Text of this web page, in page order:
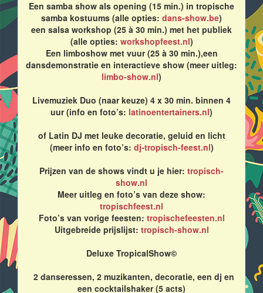
Een samba show als opening (15 min.) in tropische
samba kostuums (alle opties: dans-show.be)
een salsa workshop (25 à 30 min.) met het publiek
(alle opties: workshopfeest.nl)
Een limboshow met vuur (25 à 30 min.),een
dansdemonstratie en interactieve show (meer uitleg:
limbo-show.nl)
Livemuziek Duo (naar keuze) 4 x 30 min. binnen 4
uur (info en foto’s: latinoentertainers.nl)
of Latin DJ met leuke decoratie, geluid en licht
(meer info en foto’s: dj-tropisch-feest.nl)
Prijzen van de shows vindt u je hier: tropisch-
show.nl
Meer uitleg en foto’s van deze show:
tropischfeest.nl
Foto’s van vorige feesten: tropischefeesten.nl
Uitgebreide prijslijst: tropisch-show.nl
Deluxe TropicalShow©
2 danseressen, 2 muzikanten, decoratie, een dj en
een cocktailshaker (5 acts)